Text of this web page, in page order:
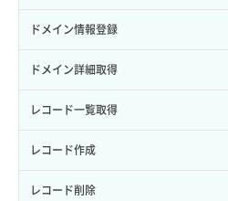
サブユーザー詳細取得
トークン発行
パーミッション一覧取得
ロールからパーミッションを紐づけ解除
ロールにパーミッションを紐づけ
バックアップ詳細取得
ボリュームイメージ保存
ボリュームタイプ一覧取得
ボリュームタイプ詳細取得
ボリューム一覧取得
セキュリティグループ ルール一覧取得
セキュリティグループ ルール作成
セキュリティグループ ルール削除
セキュリティグループ ルール詳細取得
セキュリティグループ一覧取得
ヘルスモニタ一覧取得
ヘルスモニタ作成
ヘルスモニタ削除
ヘルスモニタ更新
ヘルスモニタ詳細取得
オブジェクトダウンロード
オブジェクトバージョン管理
オブジェクト一覧取得
オブジェクト削除
オブジェクト削除予約
ドメイン情報登録
ドメイン詳細取得
レコード一覧取得
レコード作成
レコード削除